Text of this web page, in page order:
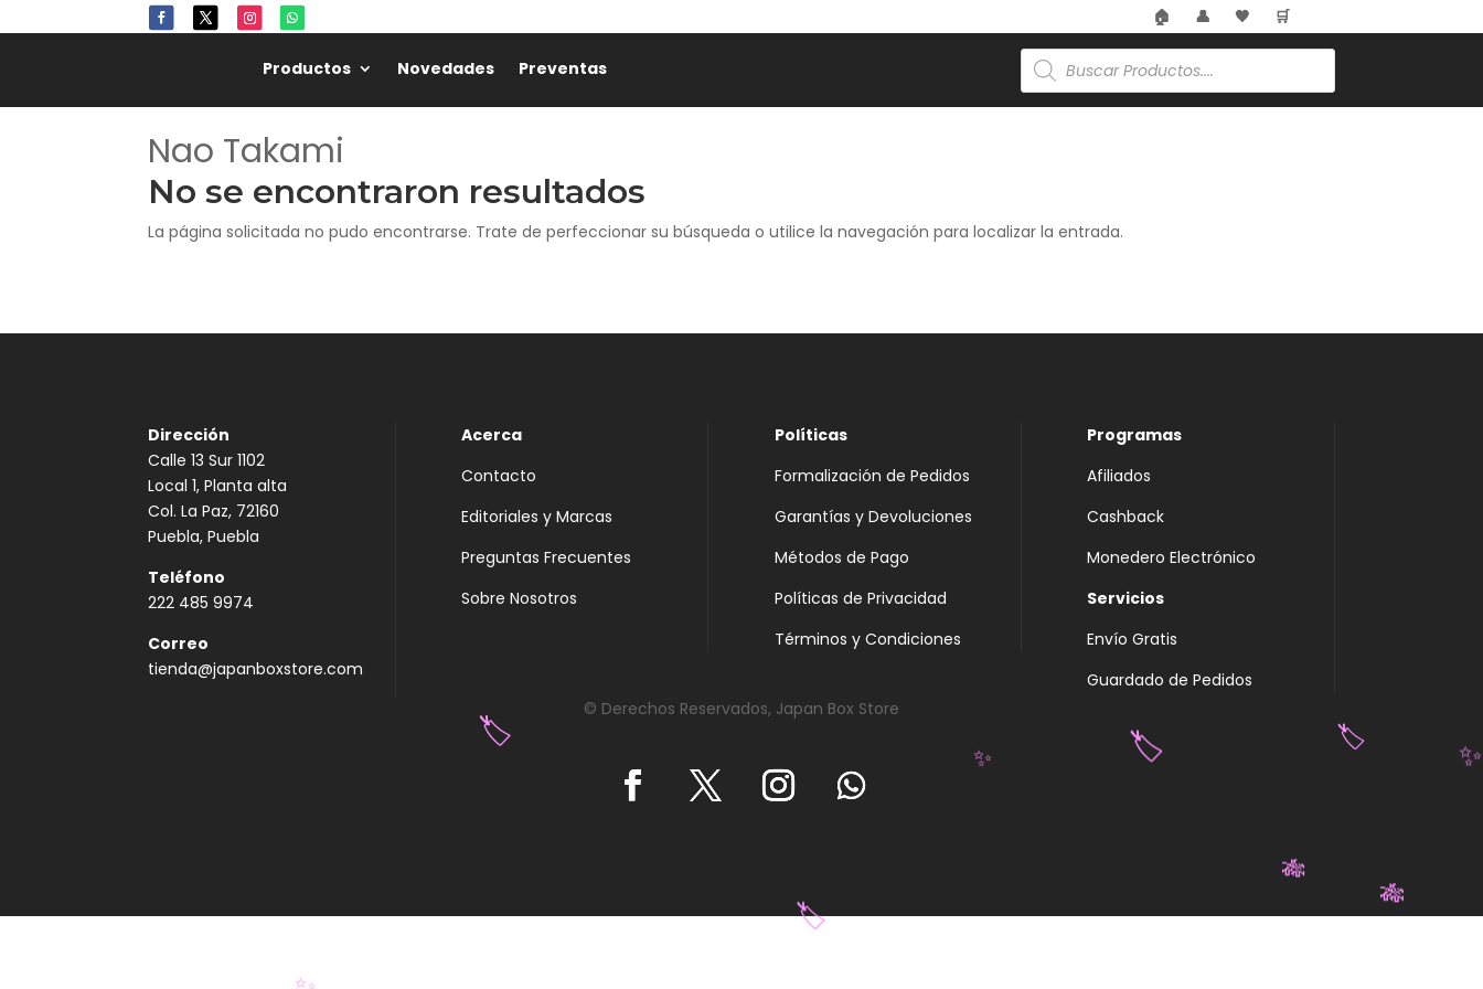
🏠 👤 🖤 🛒
Productos Novedades Preventas
Búsqueda
de
productos
Nao Takami
No se encontraron resultados
La página solicitada no pudo encontrarse. Trate de perfeccionar su búsqueda o utilice la navegación para localizar la entrada.
Dirección
Calle 13 Sur 1102
Local 1, Planta alta
Col. La Paz, 72160
Puebla, Puebla
Teléfono
222 485 9974
Correo
tienda@japanboxstore.com
Acerca
Contacto
Editoriales y Marcas
Preguntas Frecuentes
Sobre Nosotros
Políticas
Formalización de Pedidos
Garantías y Devoluciones
Métodos de Pago
Políticas de Privacidad
Términos y Condiciones
Programas
Afiliados
Cashback
Monedero Electrónico
Servicios
Envío Gratis
Guardado de Pedidos
© Derechos Reservados, Japan Box Store